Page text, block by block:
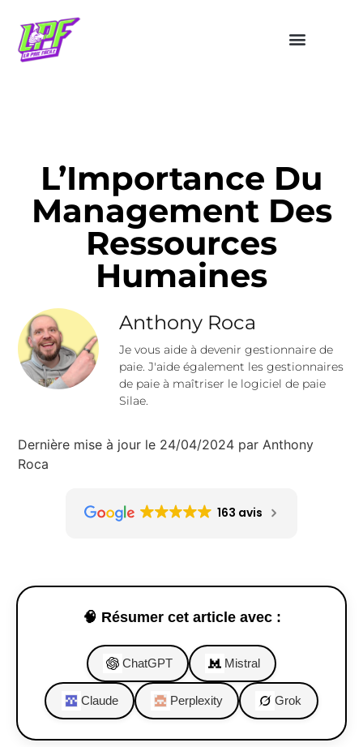
L’Importance Du
Management Des
Ressources
Humaines
Anthony Roca
Je vous aide à devenir gestionnaire de
paie. J'aide également les gestionnaires
de paie à maîtriser le logiciel de paie
Silae.
Dernière mise à jour le 24/04/2024 par Anthony
Roca
163 avis
🧠 Résumer cet article avec :
ChatGPT Mistral
Claude Perplexity Grok